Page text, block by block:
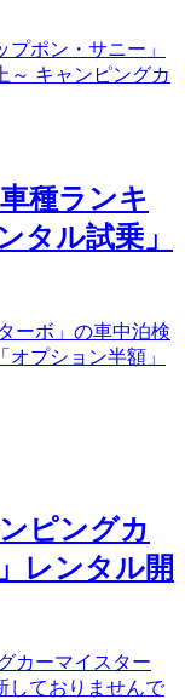
ポン・サニー」
～ キャンピングカ
種ランキ
タル試乗」
ーボ」の車中泊検
プション半額」
ピングカ
レンタル開
カーマイスター
しておりませんで